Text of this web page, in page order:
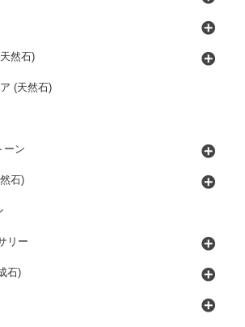
然石)
(天然石)
ーン
石)
リー
石)